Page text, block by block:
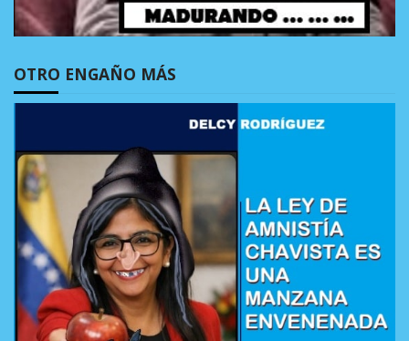
OTRO ENGAÑO MÁS